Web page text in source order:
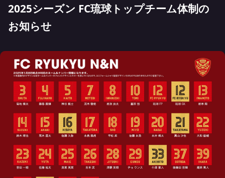
2025シーズン FC琉球トップチーム体制の
お知らせ